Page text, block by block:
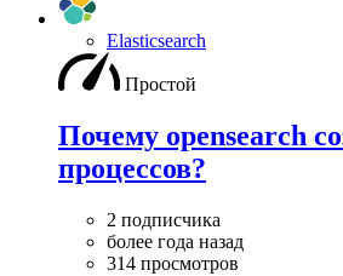
Elasticsearch
Простой
Почему opensearch
процессов?
2 подписчика
более года назад
314 просмотров